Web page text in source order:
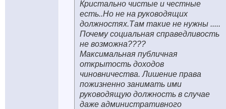
Кристально чистые и честные
есть..Но не на руководящих
должностях.Там такие не нужны .....
Почему социальная справедливость
не возможна????
Максимальная публичная
открытость доходов
чиновничества. Лишение права
пожизненно занимать ими
руководящую должность в случае
даже административного